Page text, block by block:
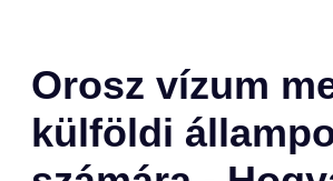
Orosz vízum
külföldi